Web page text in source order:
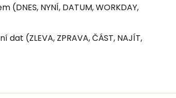
NYNÍ, DATUM, WORKDAY,
(ZLEVA, ZPRAVA, ČÁST, NAJÍT,